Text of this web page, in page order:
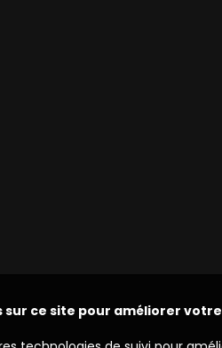
sur ce site pour améliorer